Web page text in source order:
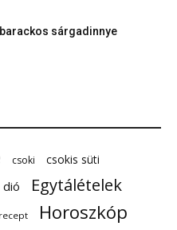
sárgadinnye
csoki csokis süti
dió Egytálételek
Horoszkóp